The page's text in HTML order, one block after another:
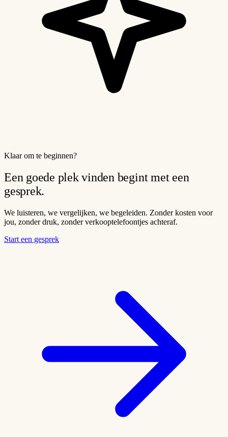
Klaar om te beginnen?
Een goede plek vinden begint met een
gesprek.
We luisteren, we vergelijken, we begeleiden. Zonder kosten voor
jou, zonder druk, zonder verkooptelefoontjes achteraf.
Start een gesprek